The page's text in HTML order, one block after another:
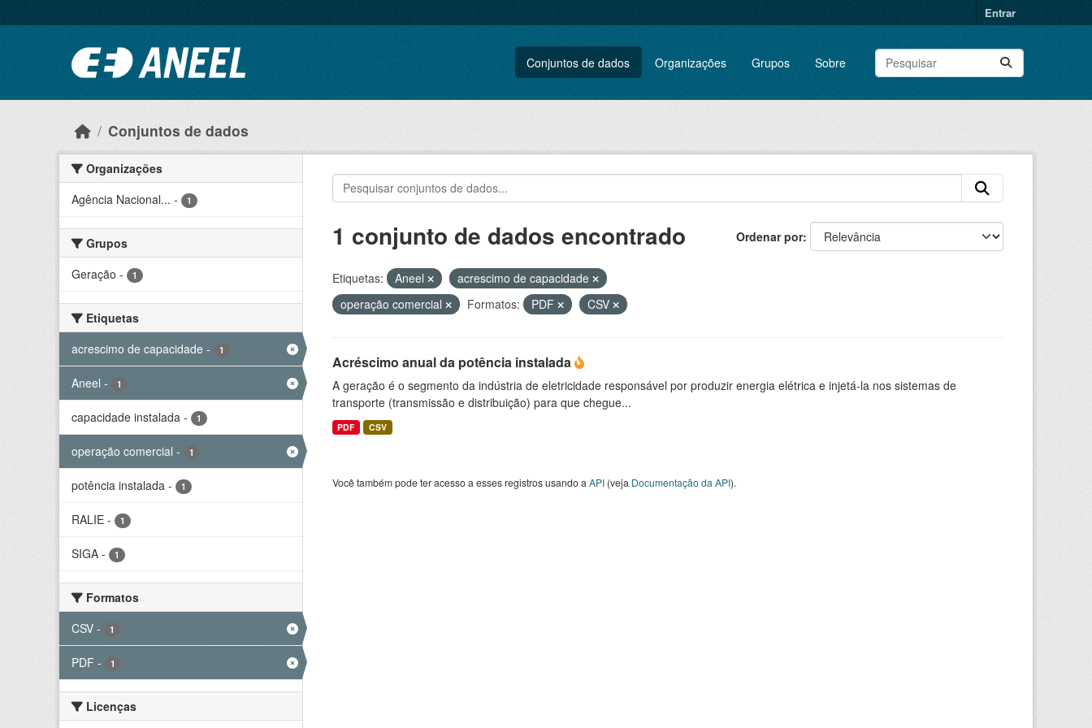
Entrar
Conjuntos de dados Organizações Grupos Sobre
Conjuntos de dados
Organizações
Agência Nacional... - 1
Grupos
Geração - 1
Etiquetas
acrescimo de capacidade - 1
Aneel - 1
capacidade instalada - 1
operação comercial - 1
potência instalada - 1
RALIE - 1
SIGA - 1
Formatos
CSV - 1
PDF - 1
Licenças
Ordenar por
1 conjunto de dados encontrado
Etiquetas: Aneel
acrescimo de capacidade
operação comercial
Formatos: PDF CSV
Acréscimo anual da potência instalada
A geração é o segmento da indústria de eletricidade responsável por produzir energia elétrica e injetá-la nos sistemas de
transporte (transmissão e distribuição) para que chegue...
PDF CSV
Você também pode ter acesso a esses registros usando a API(veja Documentação da API).